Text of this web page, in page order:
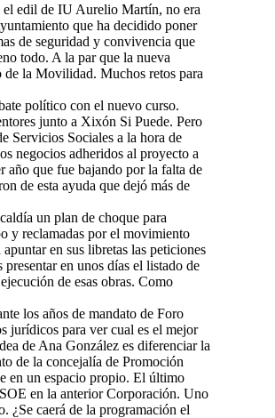
el edil de IU Aurelio Martín, no era
que ha decidido poner
de seguridad y convivencia que
todo. A la par que la nueva
de la Movilidad. Muchos retos para
político con el nuevo curso.
junto a Xixón Si Puede. Pero
Servicios Sociales a la hora de
negocios adheridos al proyecto a
año que fue bajando por la falta de
de esta ayuda que dejó más de
un plan de choque para
y reclamadas por el movimiento
en sus libretas las peticiones
en unos días el listado de
de esas obras. Como
los años de mandato de Foro
jurídicos para ver cual es el mejor
de Ana González es diferenciar la
de la concejalía de Promoción
en un espacio propio. El último
en la anterior Corporación. Uno
¿Se caerá de la programación el